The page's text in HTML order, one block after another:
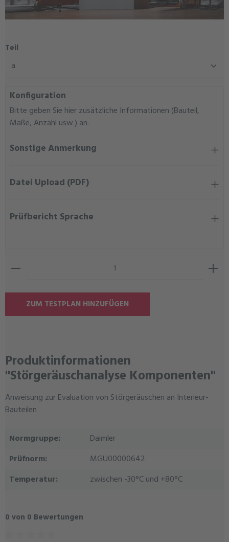
Teil
Konfiguration
Bitte geben Sie hier zusätzliche Informationen (Bauteil,
Maße, Anzahl usw.) an.
Sonstige Anmerkung
Datei Upload (PDF)
Prüfbericht Sprache
Produkt Anzahl: Gib den gewünschten Wert ein oder
ZUM TESTPLAN HINZUFÜGEN
Produktinformationen
"Störgeräuschanalyse Komponenten"
Anweisung zur Evaluation von Störgeräuschen an Interieur-
Bauteilen
Normgruppe:
Daimler
Prüfnorm:
MGU00000642
Temperatur:
zwischen -30°C und +80°C
0 von 0 Bewertungen